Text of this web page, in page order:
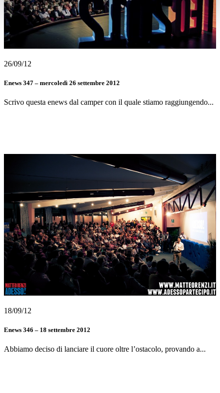
26/09/12
Enews 347 – mercoledì 26 settembre 2012
Scrivo questa enews dal camper con il quale stiamo raggiungendo...
18/09/12
Enews 346 – 18 settembre 2012
Abbiamo deciso di lanciare il cuore oltre l’ostacolo, provando a...